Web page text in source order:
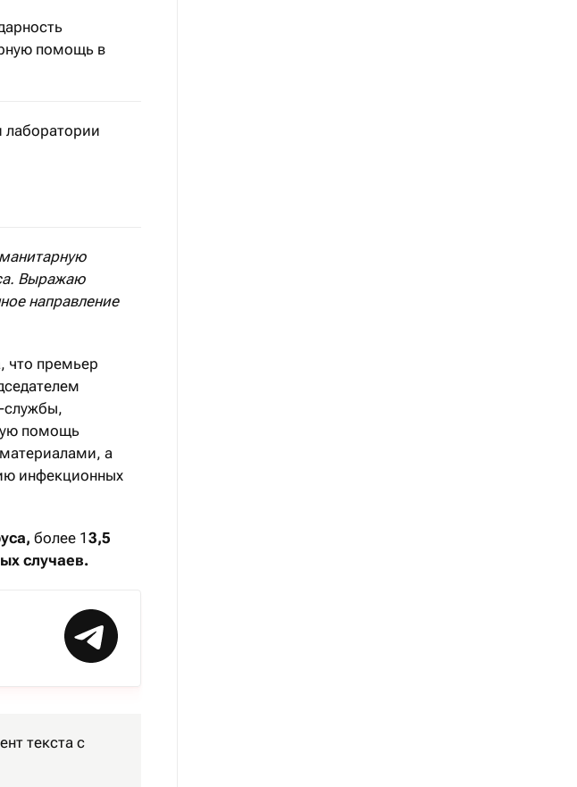
помощь в
лаборатории
имени Айкимбаева – это бывший Про...
Выражаю
направление
что премьер
службы,
помощь
а
инфекционных
более 1 3,5
случаев.
текста с